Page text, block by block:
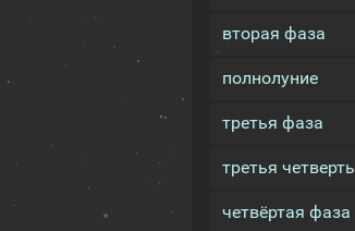
вторая фаза
полнолуние
третья фаза
третья четверть
четвёртая фаза